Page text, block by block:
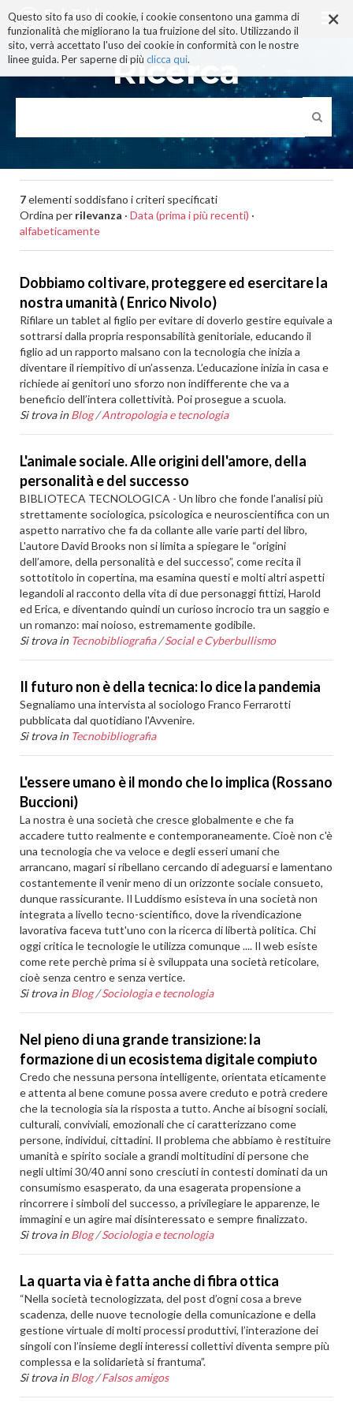
×
Questo sito fa uso di cookie, i cookie consentono una gamma di
funzionalità che migliorano la tua fruizione del sito. Utilizzando il
sito, verrà accettato l'uso dei cookie in conformità con le nostre
linee guida. Per saperne di più clicca qui.
ai
contenuti.
|
alla
navigazione
Ricerca
7elementi soddisfano i criteri specificati
Ordina per rilevanza · Data (prima i più recenti) ·
alfabeticamente
Dobbiamo coltivare, proteggere ed esercitare la
nostra umanità ( Enrico Nivolo)
Rifilare un tablet al figlio per evitare di doverlo gestire equivale a
sottrarsi dalla propria responsabilità genitoriale, educando il
figlio ad un rapporto malsano con la tecnologia che inizia a
diventare il riempitivo di un’assenza. L’educazione inizia in casa e
richiede ai genitori uno sforzo non indifferente che va a
beneficio dell’intera collettività. Poi prosegue a scuola.
Si trova in Blog /Antropologia e tecnologia
L'animale sociale. Alle origini dell'amore, della
personalità e del successo
BIBLIOTECA TECNOLOGICA - Un libro che fonde l’analisi più
strettamente sociologica, psicologica e neuroscientifica con un
aspetto narrativo che fa da collante alle varie parti del libro,
L'autore David Brooks non si limita a spiegare le “origini
dell’amore, della personalità e del successo”, come recita il
sottotitolo in copertina, ma esamina questi e molti altri aspetti
legandoli al racconto della vita di due personaggi fittizi, Harold
ed Erica, e diventando quindi un curioso incrocio tra un saggio e
un romanzo: mai noioso, estremamente godibile.
Si trova in Tecnobibliografia /Social e Cyberbullismo
Il futuro non è della tecnica: lo dice la pandemia
Segnaliamo una intervista al sociologo Franco Ferrarotti
pubblicata dal quotidiano l'Avvenire.
Si trova in Tecnobibliografia
L'essere umano è il mondo che lo implica (Rossano
Buccioni)
La nostra è una società che cresce globalmente e che fa
accadere tutto realmente e contemporaneamente. Cioè non c'è
una tecnologia che va veloce e degli esseri umani che
arrancano, magari si ribellano cercando di adeguarsi e lamentano
costantemente il venir meno di un orizzonte sociale consueto,
dunque rassicurante. Il Luddismo esisteva in una società non
integrata a livello tecno-scientifico, dove la rivendicazione
lavorativa faceva tutt'uno con la ricerca di libertà politica. Chi
oggi critica le tecnologie le utilizza comunque .... Il web esiste
come rete perchè prima si è sviluppata una società reticolare,
cioè senza centro e senza vertice.
Si trova in Blog /Sociologia e tecnologia
Nel pieno di una grande transizione: la
formazione di un ecosistema digitale compiuto
Credo che nessuna persona intelligente, orientata eticamente
e attenta al bene comune possa avere creduto e potrà credere
che la tecnologia sia la risposta a tutto. Anche ai bisogni sociali,
culturali, conviviali, emozionali che ci caratterizzano come
persone, individui, cittadini. Il problema che abbiamo è restituire
umanità e spirito sociale a grandi moltitudini di persone che
negli ultimi 30/40 anni sono cresciuti in contesti dominati da un
consumismo esasperato, da una esagerata propensione a
rincorrere i simboli del successo, a privilegiare le apparenze, le
immagini e un agire mai disinteressato e sempre finalizzato.
Si trova in Blog /Sociologia e tecnologia
La quarta via è fatta anche di fibra ottica
“Nella società tecnologizzata, del post d’ogni cosa a breve
scadenza, delle nuove tecnologie della comunicazione e della
gestione virtuale di molti processi produttivi, l’interazione dei
singoli con l’insieme degli interessi collettivi diventa sempre più
complessa e la solidarietà si frantuma”.
Si trova in Blog /Falsos amigos